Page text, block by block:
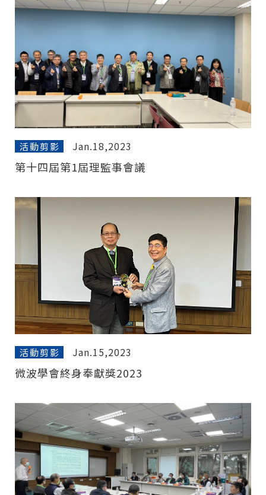
活動剪影 Jan.18,2023
第十四屆第1屆理監事會議
活動剪影 Jan.15,2023
微波學會終身奉獻獎2023